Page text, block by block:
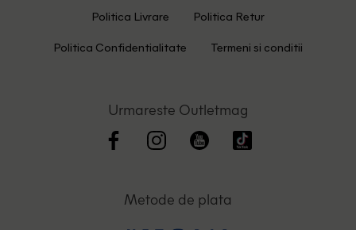
Politica Livrare Politica Retur
Politica Confidentialitate Termeni si conditii
Urmareste Outletmag
Metode de plata